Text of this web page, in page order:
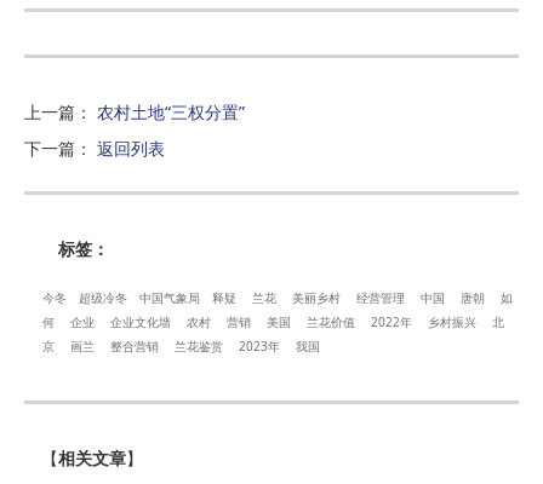
上一篇 ： 农村土地“三权分置”
下一篇 ： 返回列表
标签：
今冬 超级冷冬 中国气象局 释疑 兰花 美丽乡村 经营管理 中国 唐朝
如
何
企业 企业文化墙 农村 营销 美国 兰花价值 2022年 乡村振兴
北
京
画兰 整合营销 兰花鉴赏 2023年 我国
【相关文章】